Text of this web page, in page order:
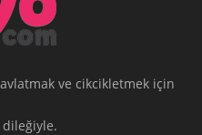
ve cikcikletmek için